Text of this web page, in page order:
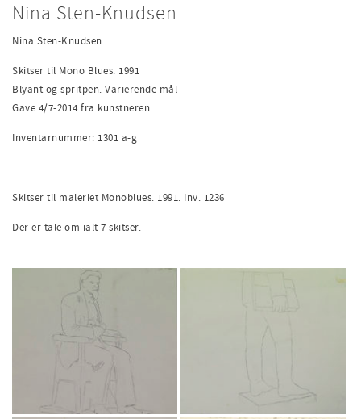
Nina Sten-Knudsen
Nina Sten-Knudsen
Skitser til Mono Blues. 1991
Blyant og spritpen. Varierende mål
Gave 4/7-2014 fra kunstneren
Inventarnummer: 1301 a-g
Skitser til maleriet Monoblues. 1991. Inv. 1236
Der er tale om ialt 7 skitser.